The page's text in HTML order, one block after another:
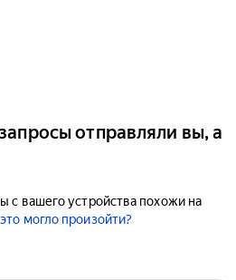
отправляли вы, а
с вашего устройства похожи на
могло произойти?